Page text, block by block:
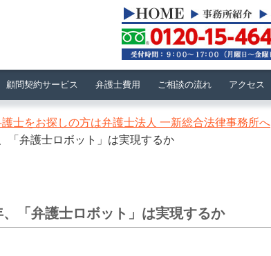
顧問契約サービス 弁護士費用 ご相談の流れ アクセス
士をお探しの方は弁護士法人 一新総合法律事務所へ
「弁護士ロボット」は実現するか
、「弁護士ロボット」は実現するか